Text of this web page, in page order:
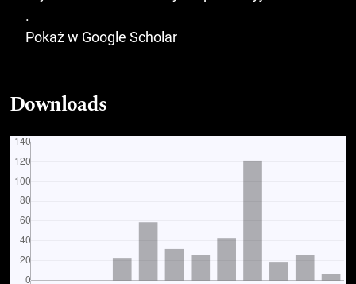
.
Pokaż w Google Scholar
Downloads